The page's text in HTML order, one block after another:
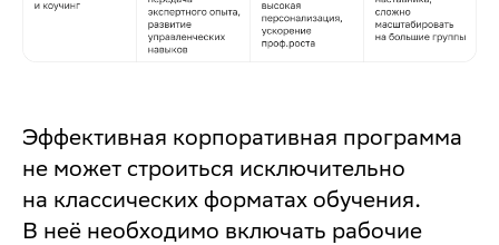
Эффективная корпоративная программа
не может строиться исключительно
на классических форматах обучения.
В неё необходимо включать рабочие